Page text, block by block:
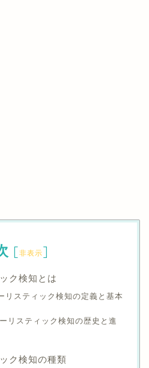
[非表示]
ク検知とは
リスティック検知の定義と基本
リスティック検知の歴史と進
ク検知の種類